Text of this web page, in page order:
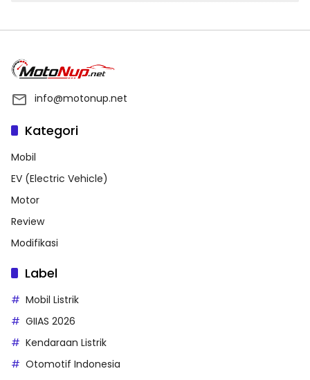
info@motonup.net
Kategori
Mobil
EV (Electric Vehicle)
Motor
Review
Modifikasi
Label
Mobil Listrik
GIIAS 2026
Kendaraan Listrik
Otomotif Indonesia